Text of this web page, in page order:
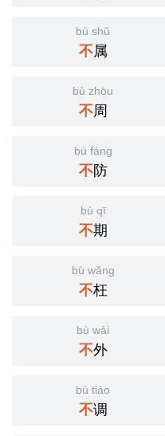
bù shǔ
不属
bù zhōu
不周
bù fáng
不防
bù qī
不期
bù wǎng
不枉
bù wài
不外
bù tiáo
不调